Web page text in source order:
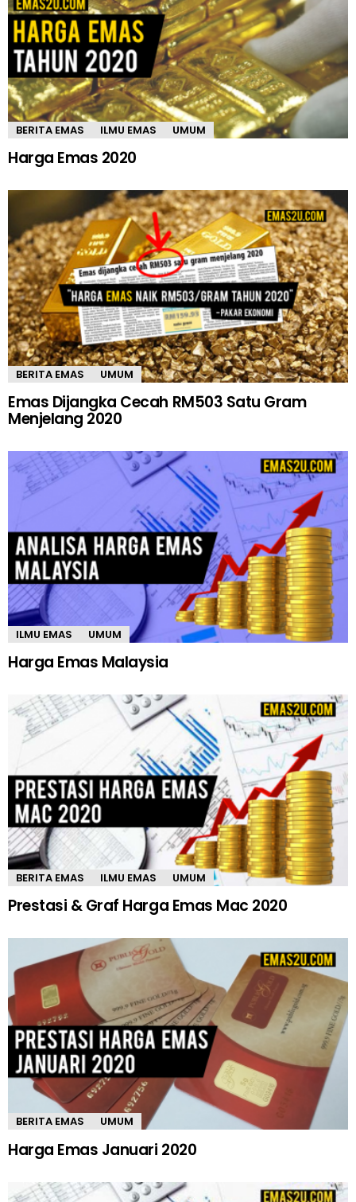
BERITA EMAS ILMU EMAS UMUM
Harga Emas 2020
BERITA EMAS UMUM
Emas Dijangka Cecah RM503 Satu Gram
Menjelang 2020
ILMU EMAS UMUM
Harga Emas Malaysia
BERITA EMAS ILMU EMAS UMUM
Prestasi & Graf Harga Emas Mac 2020
BERITA EMAS UMUM
Harga Emas Januari 2020